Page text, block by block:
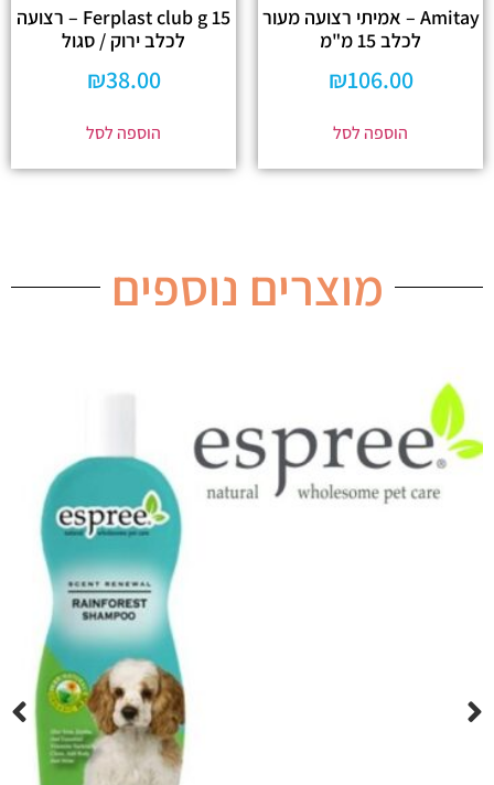
Amitay – אמיתי רצועה מעור
לכלב 15 מ"מ
₪106.00
הוספה לסל
Ferplast club g 15 – רצועה
לכלב ירוק / סגול
₪38.00
הוספה לסל
מוצרים נוספים